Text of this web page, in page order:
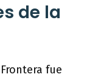
de la
fue